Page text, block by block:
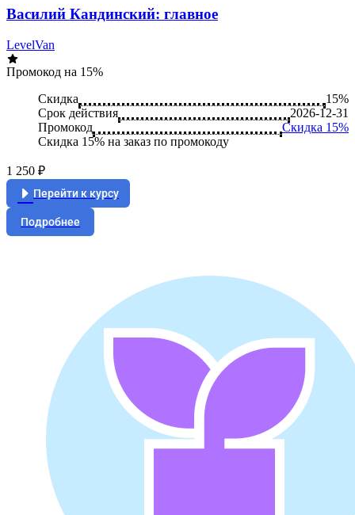
Василий Кандинский: главное
LevelVan
Промокод на 15%
Скидка
15%
Срок действия
2026-12-31
Промокод
Скидка 15%
Скидка 15% на заказ по промокоду
1 250 ₽
Перейти к курсу
Подробнее